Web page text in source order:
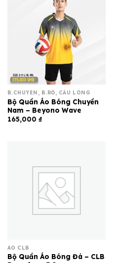
B.CHUYỀN, B.RỔ, CẦU LÔNG
Bộ Quần Áo Bóng Chuyền
Nam – Beyono Wave
165,000 ₫
ÁO CLB
Bộ Quần Áo Bóng Đá – CLB